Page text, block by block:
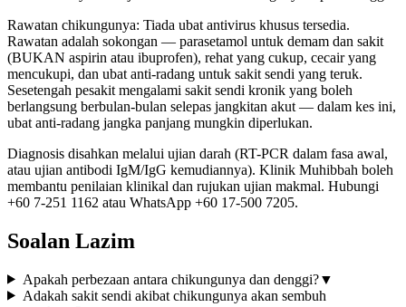
Rawatan chikungunya: Tiada ubat antivirus khusus tersedia.
Rawatan adalah sokongan — parasetamol untuk demam dan sakit
(BUKAN aspirin atau ibuprofen), rehat yang cukup, cecair yang
mencukupi, dan ubat anti-radang untuk sakit sendi yang teruk.
Sesetengah pesakit mengalami sakit sendi kronik yang boleh
berlangsung berbulan-bulan selepas jangkitan akut — dalam kes ini,
ubat anti-radang jangka panjang mungkin diperlukan.
Diagnosis disahkan melalui ujian darah (RT-PCR dalam fasa awal,
atau ujian antibodi IgM/IgG kemudiannya). Klinik Muhibbah boleh
membantu penilaian klinikal dan rujukan ujian makmal. Hubungi
+60 7-251 1162 atau WhatsApp +60 17-500 7205.
Soalan Lazim
Apakah perbezaan antara chikungunya dan denggi?▼
Adakah sakit sendi akibat chikungunya akan sembuh